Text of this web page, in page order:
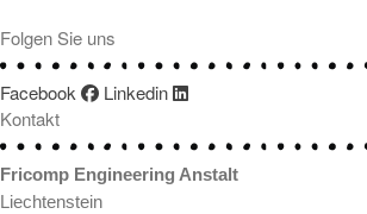
Folgen Sie uns
Facebook
Linkedin
Kontakt
Fricomp Engineering Anstalt
Liechtenstein